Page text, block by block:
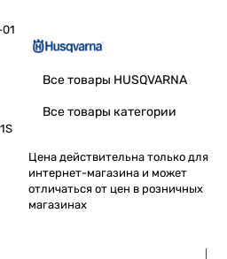
Все товары HUSQVARNA
Все товары категории
Цена действительна только для
интернет-магазина и может
отличаться от цен в розничных
магазинах